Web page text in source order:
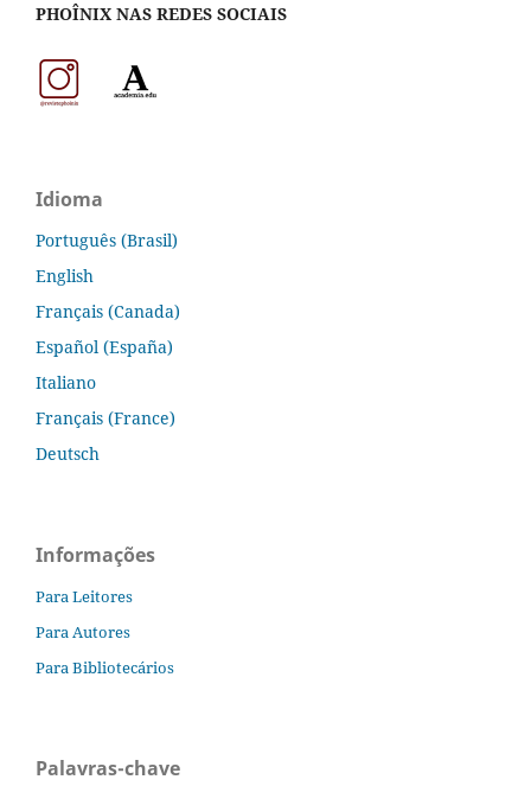
PHOÎNIX NAS REDES SOCIAIS
Idioma
Português (Brasil)
English
Français (Canada)
Español (España)
Italiano
Français (France)
Deutsch
Informações
Para Leitores
Para Autores
Para Bibliotecários
Palavras-chave